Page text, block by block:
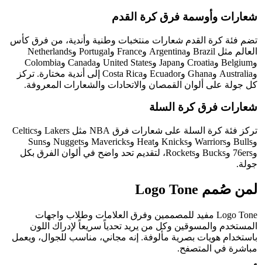
شعارات وأوسمة فرق كرة القدم
تضم فئة كرة القدم شعارات منتخبات وطنية وأندية، من فرق كأس
العالم مثل Brazil وArgentina وFrance وPortugal وNetherlands
وBelgium وCroatia وJapan وUnited States وCanada وColombia
وAustralia وGhana وEcuador وCosta Rica إلى أندية مختارة. تركز
كل جولة على ألوان القمصان والاتحادات والشعارات المعروفة.
شعارات فرق كرة السلة
تركز فئة كرة السلة على شعارات فرق NBA مثل Lakers وCeltics
وBulls وWarriors وKnicks وHeat وMavericks وNuggets وSuns
و76ers وBucks وRockets، لتقديم تحد واضح في ألوان الفرق بكل
جولة.
لمن صُمم Logo Tone
Logo Tone مفيد للمصممين وفرق العلامات وطلاب واجهات
المستخدم والمسوقين وكل من يريد تحدياً سريعاً لإدراك اللون
باستخدام هويات بصرية مألوفة. إنه مجاني، مناسب للجوال، ويعمل
مباشرة في المتصفح.